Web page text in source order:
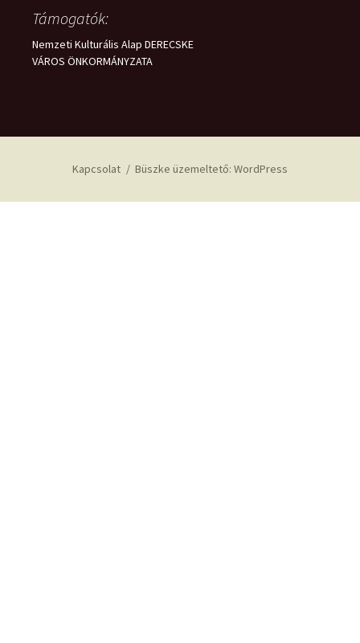
Támogatók:
Nemzeti Kulturális Alap DERECSKE
VÁROS ÖNKORMÁNYZATA
Kapcsolat Büszke üzemeltető: WordPress